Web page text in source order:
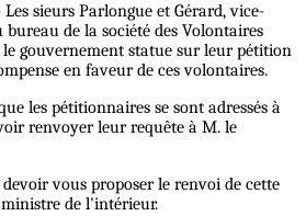
Les sieurs Parlongue et Gérard, vice-
de la société des Volontaires
le gouvernement statue sur leur pétition
en faveur de ces volontaires.
les pétitionnaires se sont adressés à
renvoyer leur requête à M. le
vous proposer le renvoi de cette
de l'intérieur.